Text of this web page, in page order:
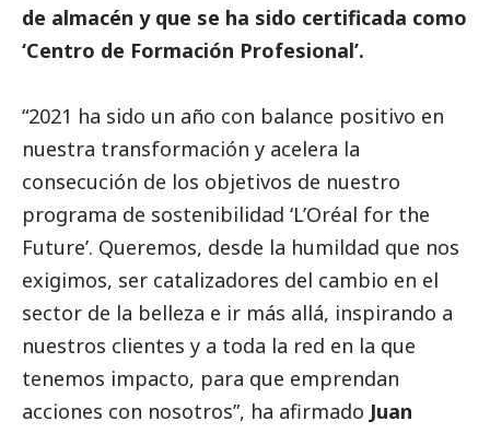
de almacén y que se ha sido certificada como
‘Centro de Formación Profesional’.
“2021 ha sido un año con balance positivo en
nuestra transformación y acelera la
consecución de los objetivos de nuestro
programa de sostenibilidad ‘L’Oréal for the
Future’. Queremos, desde la humildad que nos
exigimos, ser catalizadores del cambio en el
sector de la belleza e ir más allá, inspirando a
nuestros clientes y a toda la red en la que
tenemos impacto, para que emprendan
acciones con nosotros”, ha afirmado Juan